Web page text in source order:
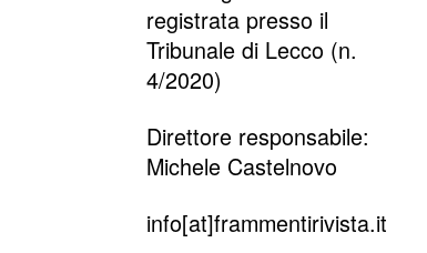
registrata presso il
Tribunale di Lecco (n.
4/2020)
Direttore responsabile:
Michele Castelnovo
info[at]frammentirivista.it